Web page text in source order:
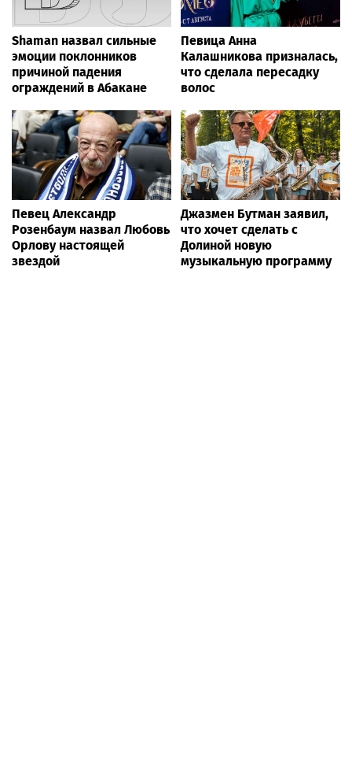
Shaman назвал сильные
эмоции поклонников
причиной падения
ограждений в Абакане
Певица Анна
Калашникова призналась,
что сделала пересадку
волос
Певец Александр
Розенбаум назвал Любовь
Орлову настоящей
звездой
Джазмен Бутман заявил,
что хочет сделать с
Долиной новую
музыкальную программу